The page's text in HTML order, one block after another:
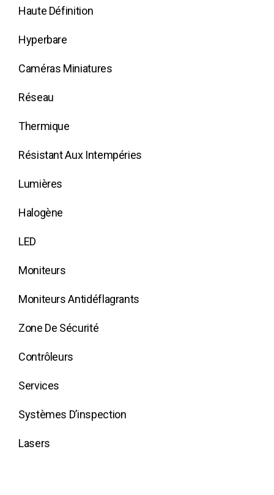
Haute Définition
Hyperbare
Caméras Miniatures
Réseau
Thermique
Résistant Aux Intempéries
Lumières
Halogène
LED
Moniteurs
Moniteurs Antidéflagrants
Zone De Sécurité
Contrôleurs
Services
Systèmes D’inspection
Lasers